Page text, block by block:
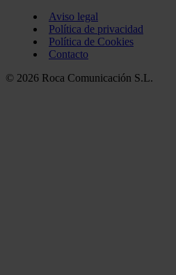
Aviso legal
Política de privacidad
Política de Cookies
Contacto
© 2026 Roca Comunicación S.L.